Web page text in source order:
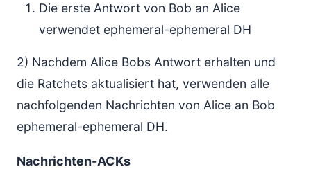
Die erste Antwort von Bob an Alice
verwendet ephemeral-ephemeral DH
2) Nachdem Alice Bobs Antwort erhalten und
die Ratchets aktualisiert hat, verwenden alle
nachfolgenden Nachrichten von Alice an Bob
ephemeral-ephemeral DH.
Nachrichten-ACKs